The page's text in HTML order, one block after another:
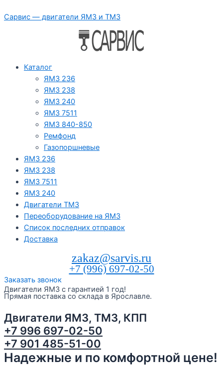
к
Сарвис — двигатели ЯМЗ и ТМЗ
Каталог
ЯМЗ 236
ЯМЗ 238
ЯМЗ 240
ЯМЗ 7511
ЯМЗ 840-850
Ремфонд
Газопоршневые
ЯМЗ 236
ЯМЗ 238
ЯМЗ 7511
ЯМЗ 240
Двигатели ТМЗ
Переоборудование на ЯМЗ
Список последних отправок
Доставка
zakaz@sarvis.ru
+7 (996) 697-02-50
Заказать звонок
Двигатели ЯМЗ с гарантией 1 год!
Прямая поставка со склада в Ярославле.
Двигатели ЯМЗ, ТМЗ, КПП
+7 996 697-02-50
+7 901 485-51-00
Надежные и по комфортной цене!